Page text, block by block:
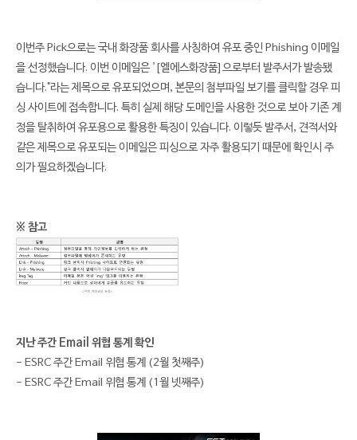
이번주 Pick으로는 국내 화장품 회사를 사칭하여 유포 중인 Phishing 이메일
을 선정했습니다. 이번 이메일은 '[엘에스화장품]으로부터 발주서가 발송됐
습니다."라는 제목으로 유포되었으며, 본문의 첨부파일 보기를 클릭할 경우 피
싱 사이트에 접속합니다. 특히 실제 해당 도메인을 사용한 것으로 보아 기존 계
정을 탈취하여 유포용으로 활용한 특징이 있습니다. 이렇듯 발주서, 견적서와
같은 제목으로 유포되는 이메일은 피싱으로 자주 활용되기 때문에 확인시 주
의가 필요하겠습니다.
※ 참고
지난 주간 Email 위협 통계 확인
- ESRC 주간 Email 위협 통계 (2월 첫째주)
- ESRC 주간 Email 위협 통계 (1월 넷째주)